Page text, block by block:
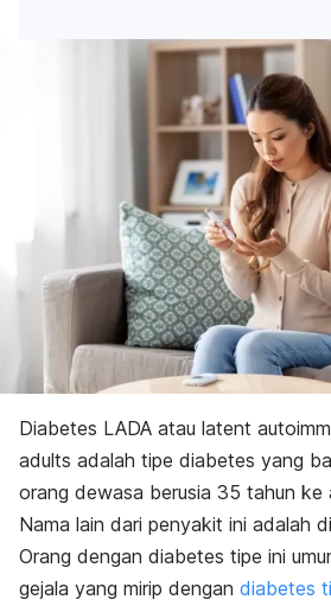
Diabetes LADA atau latent
adults adalah tipe diabetes yang
orang dewasa berusia 35 tahun ke
Nama lain dari penyakit ini adalah
Orang dengan diabetes tipe ini
gejala yang mirip dengan diabetes